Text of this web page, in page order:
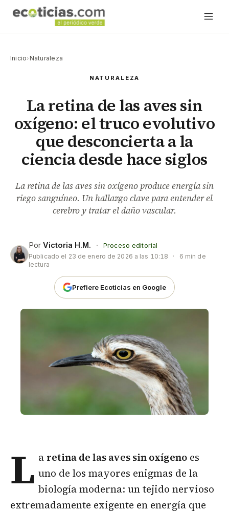
Inicio› Naturaleza
NATURALEZA
La retina de las aves sin
oxígeno: el truco evolutivo
que desconcierta a la
ciencia desde hace siglos
La retina de las aves sin oxígeno produce energía sin
riego sanguíneo. Un hallazgo clave para entender el
cerebro y tratar el daño vascular.
Por Victoria H.M. ·
Proceso editorial
Publicado el 23 de enero de 2026 a las 10:18 ·
6 min de
lectura
Prefiere Ecoticias en Google
L a retina de lasavessin oxígeno es
uno de los mayores enigmas de la
biología moderna: un tejido nervioso
extremadamente exigente en energía que